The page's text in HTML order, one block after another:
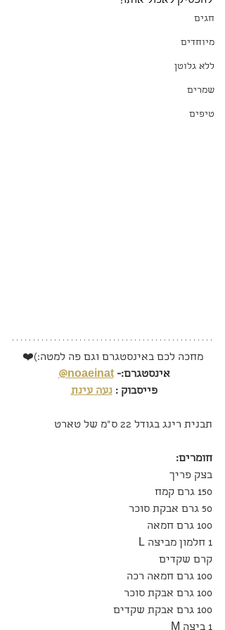
חגים
מיוחדים
ללא גלוטן
שמרים
טיפים
מחכה לכם באינסטגרם וגם פה למטה:)❤️
אינסטגרם:- noaeinat@
פייסבוק : נעה עינת
תבנית רינג בגודל 22 ס״מ של טארט
חומרים:
בצק פריך
150 גרם קמח
50 גרם אבקת סוכר
100 גרם חמאה
1 חלמון מביצה L
קרם שקדים
100 גרם חמאה רכה
100 גרם אבקת סוכר
100 גרם אבקת שקדים